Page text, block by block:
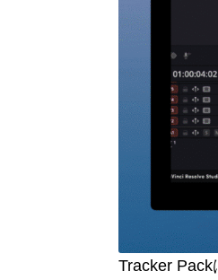
Tracker